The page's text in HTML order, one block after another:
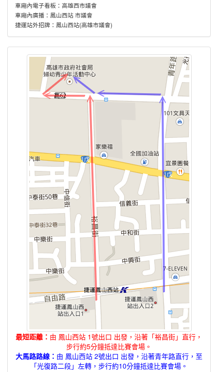
車廂內電子看板：高雄西市議會
車廂內廣播：鳳山西站 市議會
捷運站外招牌：鳳山西站(高雄市議會)
最短距離： 由 鳳山西站 1號出口 出發，沿著「裕昌街」直行，
步行約5分鐘抵達比賽會場。
大馬路路線： 由 鳳山西站 2號出口 出發，沿著青年路直行，至
「光復路二段」左轉，步行約10分鐘抵達比賽會場。